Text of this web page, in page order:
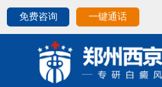
免费咨询 一键通话